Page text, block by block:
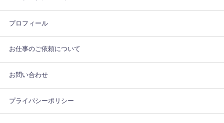
プロフィール
お仕事のご依頼について
お問い合わせ
プライバシーポリシー